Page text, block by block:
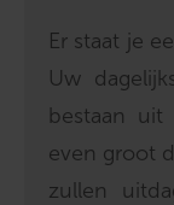
Er staat je
Uw
bestaan
even groot
zullen